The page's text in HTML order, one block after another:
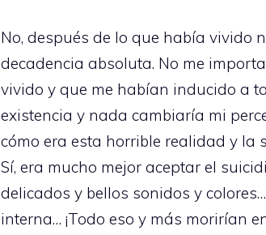
No, después de lo que había vivido
decadencia absoluta. No me
vivido y que me habían inducido a
existencia y nada cambiaría mi
cómo era esta horrible realidad y la
Sí, era mucho mejor aceptar el
delicados y bellos sonidos y
interna… ¡Todo eso y más morirían